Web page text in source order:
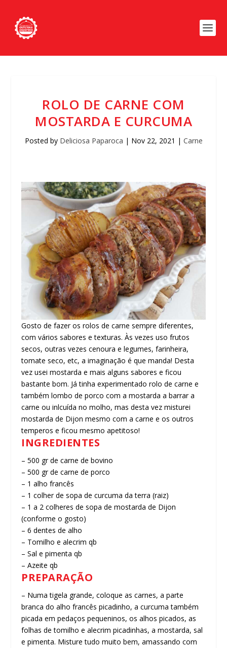
ROLO DE CARNE COM
MOSTARDA E CURCUMA
Posted by Deliciosa Paparoca | Nov 22, 2021 | Carne
Gosto de fazer os rolos de carne sempre diferentes,
com vários sabores e texturas. Às vezes uso frutos
secos, outras vezes cenoura e legumes, farinheira,
tomate seco, etc, a imaginação é que manda! Desta
vez usei mostarda e mais alguns sabores e ficou
bastante bom. Já tinha experimentado rolo de carne e
também lombo de porco com a mostarda a barrar a
carne ou inlcuída no molho, mas desta vez misturei
mostarda de Dijon mesmo com a carne e os outros
temperos e ficou mesmo apetitoso!
INGREDIENTES
– 500 gr de carne de bovino
– 500 gr de carne de porco
– 1 alho francês
– 1 colher de sopa de curcuma da terra (raiz)
– 1 a 2 colheres de sopa de mostarda de Dijon
(conforme o gosto)
– 6 dentes de alho
– Tomilho e alecrim qb
– Sal e pimenta qb
– Azeite qb
PREPARAÇÃO
– Numa tigela grande, coloque as carnes, a parte
branca do alho francês picadinho, a curcuma também
picada em pedaços pequeninos, os alhos picados, as
folhas de tomilho e alecrim picadinhas, a mostarda, sal
e pimenta. Misture tudo muito bem, amassando com